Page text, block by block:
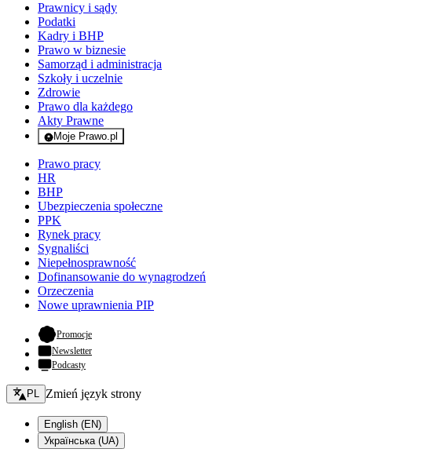
Prawnicy i sądy
Podatki
Kadry i BHP
Prawo w biznesie
Samorząd i administracja
Szkoły i uczelnie
Zdrowie
Prawo dla każdego
Akty Prawne
Moje Prawo.pl
- rejestracja i logowanie do serwisu
Prawo pracy
HR
BHP
Ubezpieczenia społeczne
PPK
Rynek pracy
Sygnaliści
Niepełnosprawność
Dofinansowanie do wynagrodzeń
Orzeczenia
Nowe uprawnienia PIP
Promocje- otwiera się w nowej karcie
Newsletter
Podcasty
Zmień język - bieżący:
PL Zmień język strony
English (EN)
Українська (UA)